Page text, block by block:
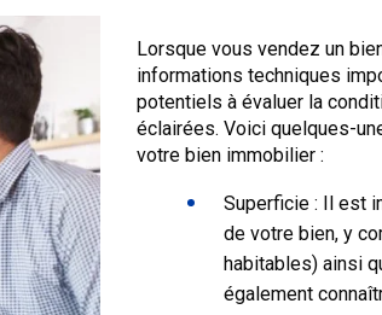
Lorsque vous vendez un
informations techniques
potentiels à évaluer la
éclairées. Voici quelques-
votre bien immobilier :
Superficie : Il est
de votre bien, y
habitables) ainsi
également